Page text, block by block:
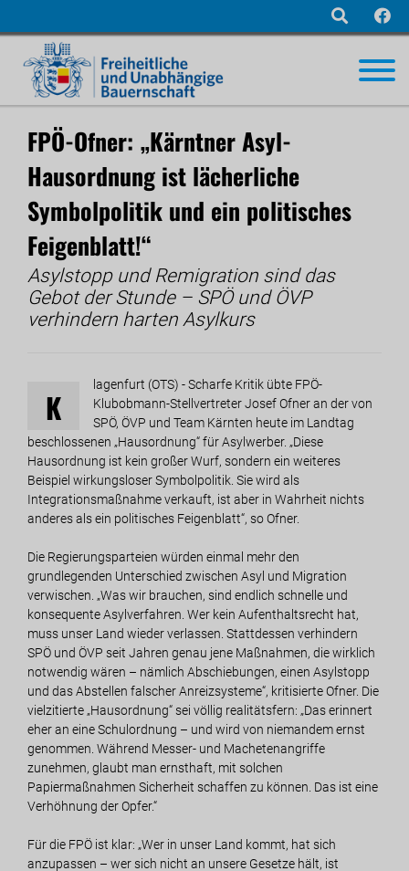
Navigation
überspringen
FPÖ-Ofner: „Kärntner Asyl-
Hausordnung ist lächerliche
Symbolpolitik und ein politisches
Feigenblatt!“
Asylstopp und Remigration sind das
Gebot der Stunde – SPÖ und ÖVP
verhindern harten Asylkurs
K
lagenfurt (OTS) - Scharfe Kritik übte FPÖ-
Klubobmann-Stellvertreter Josef Ofner an der von
SPÖ, ÖVP und Team Kärnten heute im Landtag
beschlossenen „Hausordnung“ für Asylwerber. „Diese
Hausordnung ist kein großer Wurf, sondern ein weiteres
Beispiel wirkungsloser Symbolpolitik. Sie wird als
Integrationsmaßnahme verkauft, ist aber in Wahrheit nichts
anderes als ein politisches Feigenblatt“, so Ofner.
Die Regierungsparteien würden einmal mehr den
grundlegenden Unterschied zwischen Asyl und Migration
verwischen. „Was wir brauchen, sind endlich schnelle und
konsequente Asylverfahren. Wer kein Aufenthaltsrecht hat,
muss unser Land wieder verlassen. Stattdessen verhindern
SPÖ und ÖVP seit Jahren genau jene Maßnahmen, die wirklich
notwendig wären – nämlich Abschiebungen, einen Asylstopp
und das Abstellen falscher Anreizsysteme“, kritisierte Ofner. Die
vielzitierte „Hausordnung“ sei völlig realitätsfern: „Das erinnert
eher an eine Schulordnung – und wird von niemandem ernst
genommen. Während Messer- und Machetenangriffe
zunehmen, glaubt man ernsthaft, mit solchen
Papiermaßnahmen Sicherheit schaffen zu können. Das ist eine
Verhöhnung der Opfer.“
Für die FPÖ ist klar: „Wer in unser Land kommt, hat sich
anzupassen – wer sich nicht an unsere Gesetze hält, ist